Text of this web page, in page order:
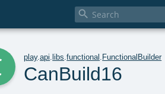

play.api .libs .functional FunctionalBuilder
CanBuild16